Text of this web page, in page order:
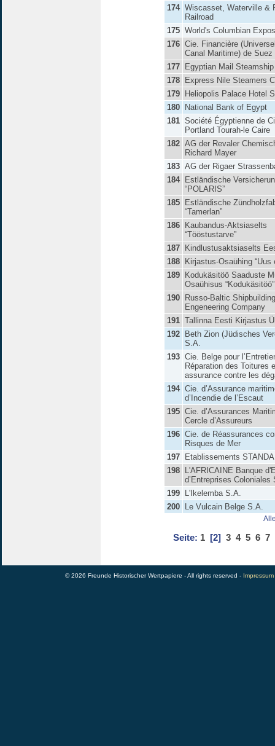
174 Wiscasset, Waterville &
Railroad
175 World's Columbian
176 Cie. Financière
Canal Maritime) de Suez
177
Egyptian Mail
178
Express Nile Steamers
179
Heliopolis Palace Hotel
180
National Bank of Egypt
181 Société Égyptienne de
Portland Tourah-le Caire
182 AG der Revaler
Richard Mayer
183 AG der Rigaer
184
Estländische
“POLARIS”
185
Estländische
“Tamerlan”
186
Kaubandus-Aktsiaselts
“Tööstustarve”
187
Kindlustusaktsiaselts
188
Kirjastus-Osaühing “Uus
189
Kodukäsitöö Saaduste
Osaühisus “Kodukäsitöö”
190
Russo-Baltic
Engeneering Company
191 Tallinna Eesti Kirjastus
192
Beth Zion (Jüdisches
S.A.
193 Cie. Belge pour
Réparation des Toitures
assurance contre les
194 Cie. d’Assurance
d’Incendie de l’Escaut
195 Cie. d’Assurances
Cercle d’Assureurs
196 Cie. de Réassurances
Risques de Mer
197
Etablissements
198
L'AFRICAINE Banque
d’Entreprises Coloniales
199
L'Ikelemba S.A.
200
Le Vulcain Belge S.A.
Seite: 1 [2] 3 4 5 6 7
© 2026 Freunde Historischer Wertpapiere - All rights reserved - Impressum